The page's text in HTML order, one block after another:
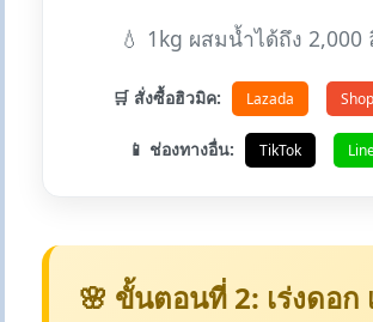
💧 1kg ผสมน้ำได้ถึง 2,000
🛒 สั่งซื้อฮิวมิค: Lazada
📱 ช่องทางอื่น: TikTok
🌸 ขั้นตอนที่ 2: เร่งดอก